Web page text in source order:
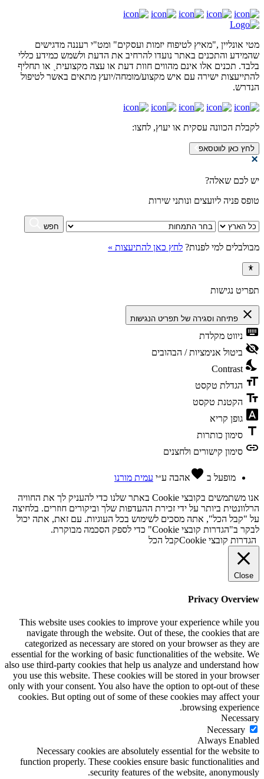
מטי אונליין ,"מאיץ לטיפוח יזמות ועסקים" ומט"י רעננה מדגישים
שהמידע והתכנים באתר נועדו להרחיב את הדעת ולשמש כמידע כללי
בלבד. תכנים אלו אינם מהווים חוות דעת או עצה מקצועיתˎ או תחליף
להתייעצות ישירה עם איש מקצוע/מומחה/יועץ מתאים באשר לטיפול
הנדרש.
לקבלת הכוונה עסקית או יעוץ, לחצו:
לחץ כאן לווטסאפ
יש לכם שאלה?
טופס פניה ליועצים ונותני שירות
חפש
מבולבלים למי לפנות? לחץ כאן להתיעצות »
תפריט נגישות
close פתיחה וסגירה של תפריט הנגישות
keyboard ניווט מקלדת
visibility_off ביטול אנימציות / הבהובים
nights_stay
Contrast
format_size הגדלת טקסט
text_fields הקטנת טקסט
font_download גופן קריא
title סימון כותרות
link סימון קישורים ולחצנים
מופעל ב favoriteאהבה ע״י עמית מורנו
אנו משתמשים בקובצי Cookie באתר שלנו כדי להעניק לך את החוויה
הרלוונטית ביותר על ידי זכירת ההעדפות שלך וביקורים חוזרים. בלחיצה
על "קבל הכל", אתה מסכים לשימוש בכל העוגיות. עם זאת, אתה יכול
לבקר ב"הגדרות קובצי Cookie" כדי לספק הסכמה מבוקרת.
הגדרות קובצי Cookie
קבל הכל
Close
Privacy Overview
This website uses cookies to improve your experience while you
navigate through the website. Out of these, the cookies that are
categorized as necessary are stored on your browser as they are
essential for the working of basic functionalities of the website. We
also use third-party cookies that help us analyze and understand how
you use this website. These cookies will be stored in your browser
only with your consent. You also have the option to opt-out of these
cookies. But opting out of some of these cookies may affect your
browsing experience.
Necessary
Necessary
Always Enabled
Necessary cookies are absolutely essential for the website to
function properly. These cookies ensure basic functionalities and
security features of the website, anonymously.